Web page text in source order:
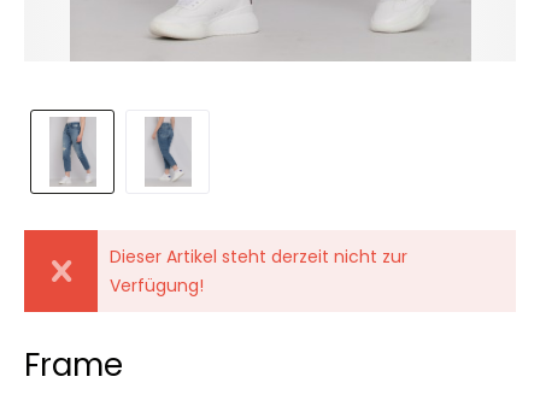
Dieser Artikel steht derzeit nicht zur
Verfügung!
Frame